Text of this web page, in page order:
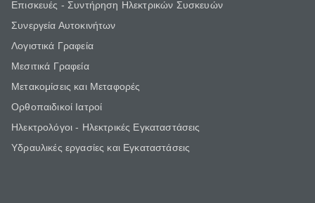
Επισκευές - Συντήρηση Ηλεκτρικών Συσκευών
Συνεργεία Αυτοκινήτων
Λογιστικά Γραφεία
Μεσιτικά Γραφεία
Μετακομίσεις και Μεταφορές
Ορθοπαιδικοί Ιατροί
Ηλεκτρολόγοι - Ηλεκτρικές Εγκαταστάσεις
Υδραυλικές εργασίες και Εγκαταστάσεις